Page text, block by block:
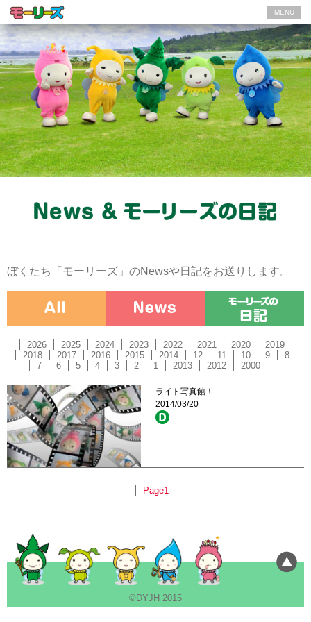
MENU
ぼくたち「モーリーズ」のNewsや日記をお送りします。
2026 2025 2024 2023 2022 2021 2020
2019
2018
2017 2016 2015 2014 12 11 10 9
8
7
6 5 4 3 2 1 2013 2012 2000
ライト写真館！
2014/03/20
Page1
©DYJH 2015